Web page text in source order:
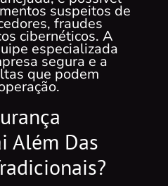
suspeitos de
fraudes
cibernéticos. A
especializada
segura e a
que podem
Além Das